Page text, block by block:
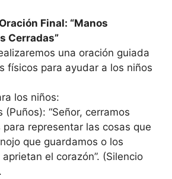
Final: “Manos
Cerradas”
una oración guiada
físicos para ayudar a los niños
los niños:
(Puños): “Señor, cerramos
representar las cosas que
que guardamos o los
el corazón”. (Silencio